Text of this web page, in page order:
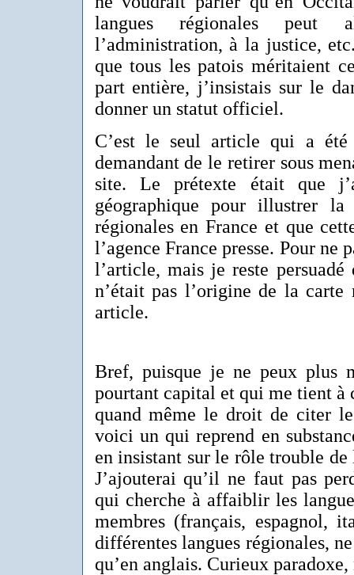
langues régionales
l’administration, à la justice,
que tous les patois méritaient
part entière, j’insistais sur le
donner un statut officiel.
C’est le seul article qui a été
demandant de le retirer sous
site. Le prétexte était que
géographique pour illustrer la
régionales en France et que
l’agence France presse. Pour
l’article, mais je reste
n’était pas l’origine de la
article.
Bref, puisque je ne peux plus
pourtant capital et qui me tient à
quand même le droit de citer
voici un qui reprend en
en insistant sur le rôle trouble
J’ajouterai qu’il ne faut pas
qui cherche à affaiblir les
membres (français, espagnol,
différentes langues régionales,
qu’en anglais. Curieux